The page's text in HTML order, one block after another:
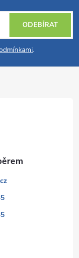
.
ODEBÍRAT